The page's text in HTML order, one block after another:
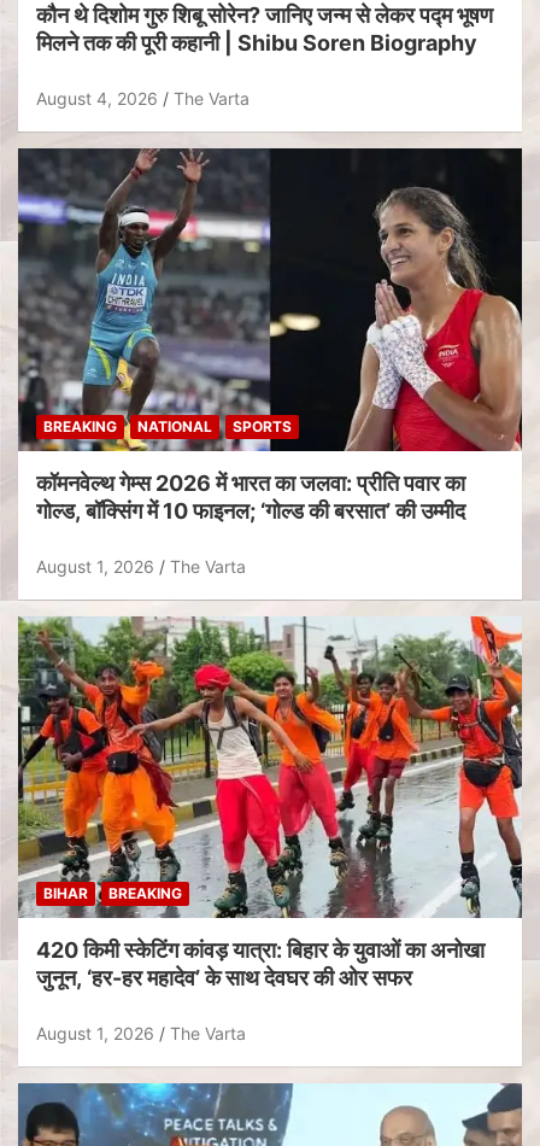
कौन थे दिशोम गुरु शिबू सोरेन? जानिए जन्म से लेकर पद्म भूषण
मिलने तक की पूरी कहानी | Shibu Soren Biography
August 4, 2026 The Varta
BREAKING NATIONAL SPORTS
कॉमनवेल्थ गेम्स 2026 में भारत का जलवा: प्रीति पवार का
गोल्ड, बॉक्सिंग में 10 फाइनल; ‘गोल्ड की बरसात’ की उम्मीद
August 1, 2026 The Varta
BIHAR BREAKING
420 किमी स्केटिंग कांवड़ यात्रा: बिहार के युवाओं का अनोखा
जुनून, ‘हर-हर महादेव’ के साथ देवघर की ओर सफर
August 1, 2026 The Varta